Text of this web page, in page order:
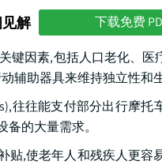
解 下载免费
键因素,包括人口老化、
辅助器具来维持独立性和
往往能支付部分出行摩
的大量需求。
,使老年人和残疾人更容